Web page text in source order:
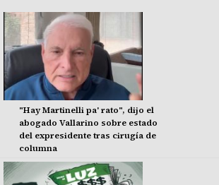
"Hay Martinelli pa' rato", dijo el
abogado Vallarino sobre estado
del expresidente tras cirugía de
columna